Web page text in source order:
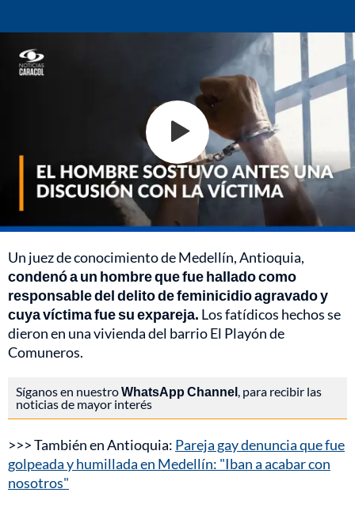
Un juez de conocimiento de Medellín, Antioquia,
condenó a un hombre que fue hallado como
responsable del delito de feminicidio agravado y
cuya víctima fue su expareja. Los fatídicos hechos se
dieron en una vivienda del barrio El Playón de
Comuneros.
Síganos en nuestroWhatsApp Channel , para recibir las
noticias de mayor interés
>>> También en Antioquia: Pareja gay denuncia que fue
golpeada y humillada en Medellín: "Iban a acabar con
nosotros"